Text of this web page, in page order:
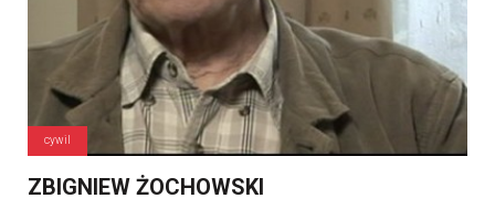
cywil
ZBIGNIEW ŻOCHOWSKI